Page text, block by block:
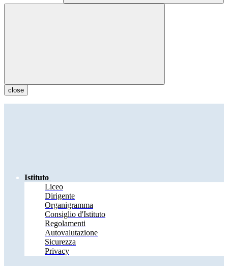
close
Istituto
Liceo
Dirigente
Organigramma
Consiglio d'Istituto
Regolamenti
Autovalutazione
Sicurezza
Privacy